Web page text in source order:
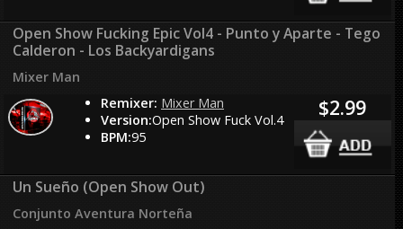
Open Show Fucking Epic Vol4 - Punto y Aparte - Tego
Calderon - Los Backyardigans
Mixer Man
Remixer: Mixer Man
Version:Open Show Fuck Vol.4
BPM:95
$2.99
Un Sueño (Open Show Out)
Conjunto Aventura Norteña